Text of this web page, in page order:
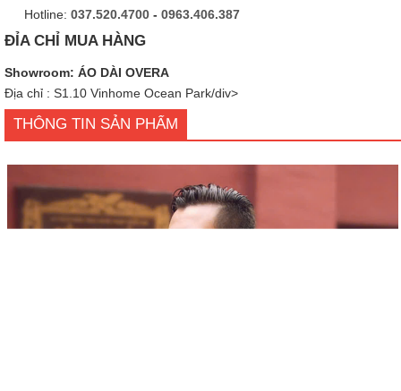
Hotline: 037.520.4700 - 0963.406.387
ĐỈA CHỈ MUA HÀNG
Showroom: ÁO DÀI OVERA
Địa chỉ : S1.10 Vinhome Ocean Park/div>
THÔNG TIN SẢN PHẨM